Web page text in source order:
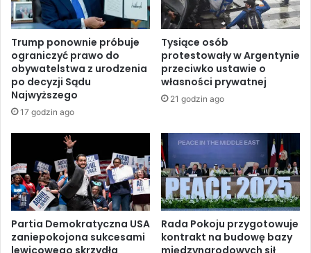
t
y
z
a
b
i
y
c
t
e
r
y
o
s
o
s
k
a
r
g
d
o
C
O
w
z
w
i
ą
z
Trump ponownie próbuje
ograniczyć prawo do
obywatelstwa z urodzenia
po decyzji Sądu
Najwyższego
17 godzin ago
Tysiące osób
protestowały w Argentynie
przeciwko ustawie o
własności prywatnej
21 godzin ago
Partia Demokratyczna USA
zaniepokojona sukcesami
Rada Pokoju przygotowuje
kontrakt na budowę bazy